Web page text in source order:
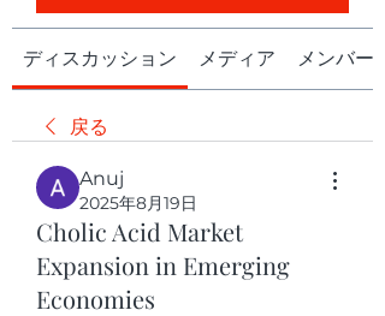
ディスカッション メディア メンバー
戻る
Anuj
2025年8月19日
Cholic Acid Market
Expansion in Emerging
Economies